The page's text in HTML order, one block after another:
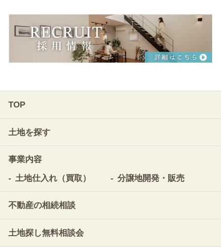
TOP
土地を探す
事業内容
土地仕入れ（買取）
分譲地開発・販売
不動産の相続相談
土地探し無料相談会